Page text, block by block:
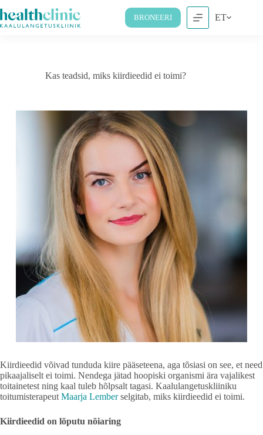
BRONEERI ET
Kas teadsid, miks kiirdieedid ei toimi?
Kiirdieedid võivad tunduda kiire pääseteena, aga tõsiasi on see, et need
pikaajaliselt ei toimi. Nendega jätad hoopiski organismi ära vajalikest
toitainetest ning kaal tuleb hõlpsalt tagasi. Kaalulangetuskliiniku
toitumisterapeut Maarja Lemberselgitab, miks kiirdieedid ei toimi.
Kiirdieedid on lõputu nõiaring